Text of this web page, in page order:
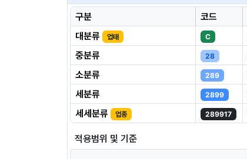
구분 코드
대분류
업태 C
중분류
28
소분류
289
세분류
2899
세세분류
업종 289917
적용범위 및 기준